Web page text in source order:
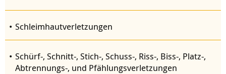
Schleimhautverletzungen
Schürf-, Schnitt-, Stich-, Schuss-, Riss-, Biss-, Platz-,
Abtrennungs-, und Pfählungsverletzungen